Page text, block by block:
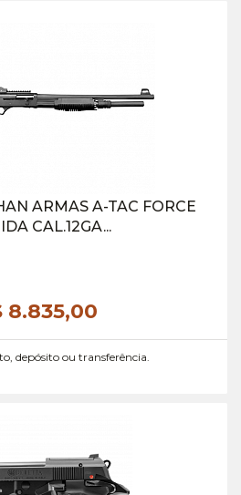
ARMAS A-TAC FORCE
CAL.12GA...
8.835,00
depósito ou transferência.